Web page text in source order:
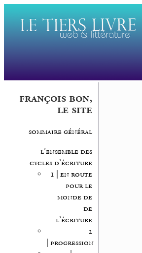
françois bon,
le site
sommaire général
l’ensemble des
cycles d’écriture
1 | en route
pour le
monde de
de
l’écriture
2
| progression